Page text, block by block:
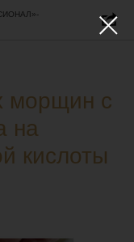
морщин с
на
кислоты